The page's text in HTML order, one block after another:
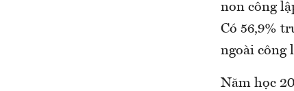
non công
Có 56,9%
ngoài công
Năm học